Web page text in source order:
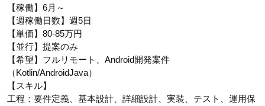
【稼働】6月～
【週稼働日数】週5日
【単価】80-85万円
【並行】提案のみ
【希望】フルリモート、Android開発案件
（Kotlin/AndroidJava）
【スキル】
工程：要件定義、基本設計、詳細設計、実装、テスト、運用保